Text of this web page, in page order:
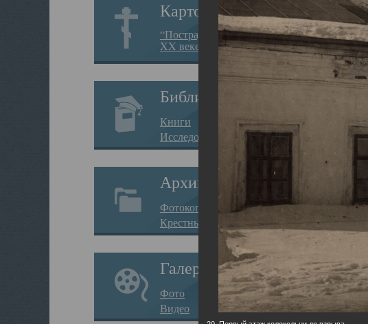
Картотека
“Пострадавшие за веру в
XX веке на Севере”
Библиотека
Книги
Исследования
Архив
Фотокопии дел
Крестные ходы
Галерея
Фото
Видео
Свято-
23.12.2015
Сегодня
собора
XVIII
второе
Один из
царскими
собой